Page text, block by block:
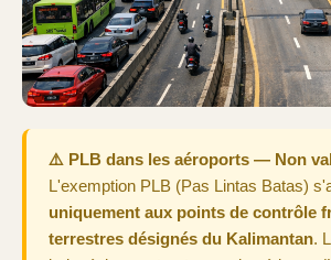
⚠️ PLB dans les aéroports — Non
L'exemption PLB (Pas Lintas Batas)
uniquement aux points de contrôle
terrestres désignés du Kalimantan.